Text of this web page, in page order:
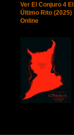
Ver El Conjuro 4 El
Último Rito (2025)
Online